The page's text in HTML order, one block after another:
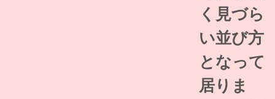
く見づら
い並び方
となって
居りま